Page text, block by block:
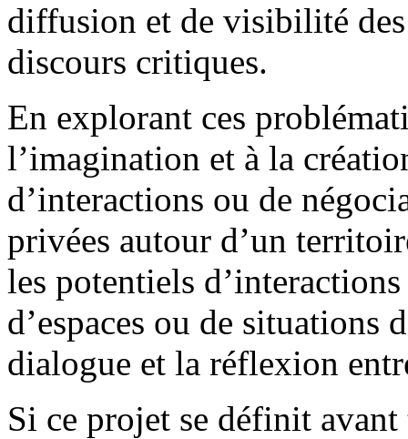
diffusion et de visibilité des
discours critiques.
En explorant ces
l’imagination et à la
d’interactions ou de
privées autour d’un
les potentiels
d’espaces ou de situations
dialogue et la réflexion
Si ce projet se définit